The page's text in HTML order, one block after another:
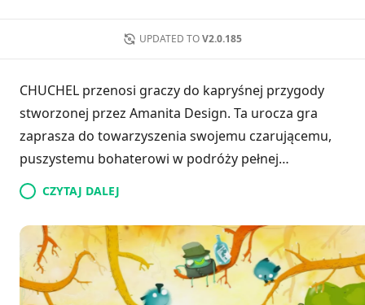
UPDATED TO V2.0.185
CHUCHEL przenosi graczy do kapryśnej przygody
stworzonej przez Amanita Design. Ta urocza gra
zaprasza do towarzyszenia swojemu czarującemu,
puszystemu bohaterowi w podróży pełnej
eksploracji, zagadek i zabawnych spotkań.
Przemierzając ten fantastyczny świat, napotkasz
mnóstwo dziwacznych postaci i zaangażujesz się
zarówno w zabawne, jak i wymagające sytuacje.
Lekki humor gry, w połączeniu z jej niespieszną
rozgrywką, zapewnia odświeżające i przyjemne
CZYTAJ DALEJ